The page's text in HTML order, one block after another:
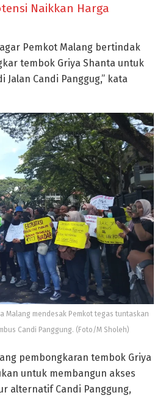
Naikkan Harga
Pemkot Malang bertindak
tembok Griya Shanta untuk
Candi Panggug,” kata
Malang mendesak Pemkot tegas tuntaskan
Candi Panggung. (Foto/M Sholeh)
pembongkaran tembok Griya
untuk membangun akses
alternatif Candi Panggung,